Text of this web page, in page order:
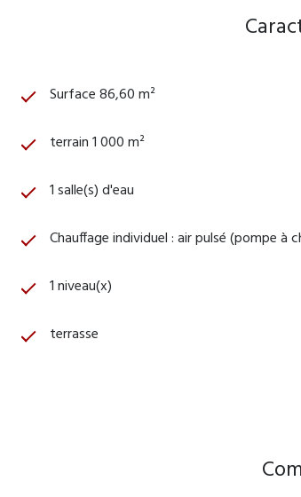
Surface 86,60 m²
terrain 1 000 m²
1 salle(s) d'eau
Chauffage individuel : air pulsé (pompe à
1 niveau(x)
terrasse